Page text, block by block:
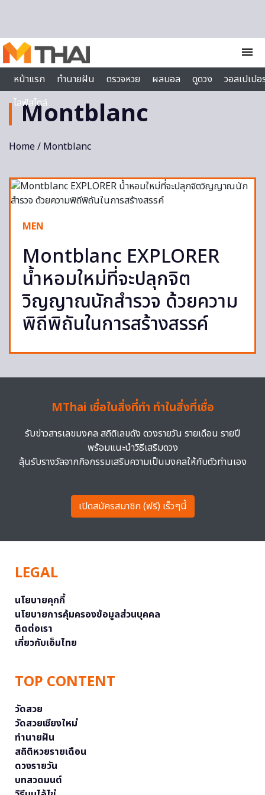
menu
หน้าแรก
ทำนายฝัน ตรวจหวย ผลบอล ดูดวง
วอลเปเป
ไลฟ์สไตล์
Montblanc
Home/ Montblanc
MEN
Montblanc EXPLORER
น้ำหอมใหม่ที่จะปลุกจิต
วิญญาณนักสำรวจ ด้วยความ
พิถีพิถันในการสร้างสรรค์
MThai เชื่อในสิ่งที่ทำ ทำในสิ่งที่เชื่อ
รับข่าวสารเลขมงคล สถิติเลขดัง ดวงรายวัน รายเดือน รายปี
พร้อมแนะนำวิธีเสริมดวง
ลุ้นรับรางวัลจากกิจกรรมเสริมความเป็นมงคลให้กับตัวท่านเอง
เปิดสมัครสมาชิก (ฟรี) เร็วๆนี้
LEGAL
นโยบายคุกกี้
นโยบายการคุ้มครองข้อมูลส่วนบุคคล
ติดต่อเรา
เกี่ยวกับเอ็มไทย
TOP CONTENT
วัดสวย
วัดสวยเชียงใหม่
ทำนายฝัน
สถิติหวยรายเดือน
ดวงรายวัน
บทสวดมนต์